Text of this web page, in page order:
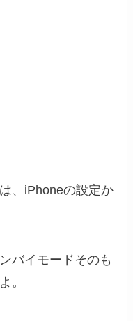
、iPhoneの設定か
バイモードそのも
。